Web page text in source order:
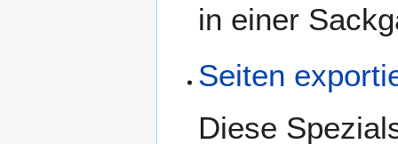
in einer
Seiten
Diese